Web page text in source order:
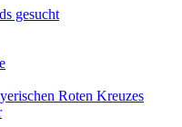
gesucht
Roten Kreuzes